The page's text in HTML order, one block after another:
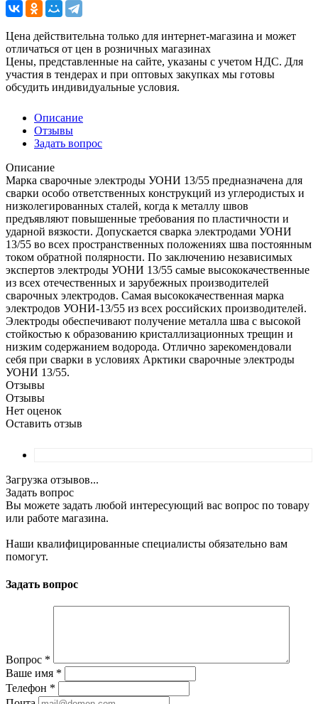
Цена действительна только для интернет-магазина и может
отличаться от цен в розничных магазинах
Цены, представленные на сайте, указаны с учетом НДС. Для
участия в тендерах и при оптовых закупках мы готовы
обсудить индивидуальные условия.
Описание
Отзывы
Задать вопрос
Описание
Марка сварочные электроды УОНИ 13/55 предназначена для
сварки особо ответственных конструкций из углеродистых и
низколегированных сталей, когда к металлу швов
предъявляют повышенные требования по пластичности и
ударной вязкости. Допускается сварка электродами УОНИ
13/55 во всех пространственных положениях шва постоянным
током обратной полярности. По заключению независимых
экспертов электроды УОНИ 13/55 самые высококачественные
из всех отечественных и зарубежных производителей
сварочных электродов. Самая высококачественная марка
электродов УОНИ-13/55 из всех российских производителей.
Электроды обеспечивают получение металла шва с высокой
стойкостью к образованию кристаллизационных трещин и
низким содержанием водорода. Отлично зарекомендовали
себя при сварки в условиях Арктики сварочные электроды
УОНИ 13/55.
Отзывы
Отзывы
Нет оценок
Оставить отзыв
Загрузка отзывов...
Задать вопрос
Вы можете задать любой интересующий вас вопрос по товару
или работе магазина.
Наши квалифицированные специалисты обязательно вам
помогут.
Задать вопрос
Вопрос *
Ваше имя *
Телефон *